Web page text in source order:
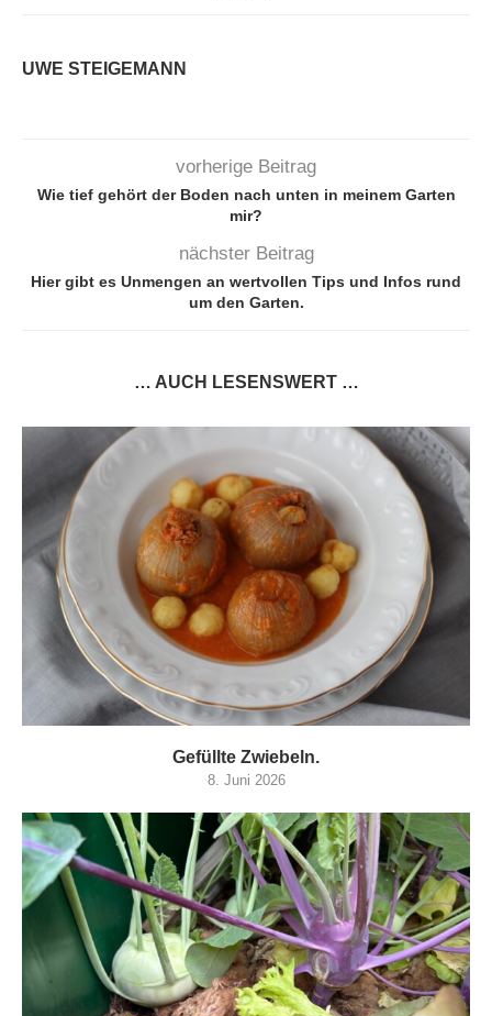
UWE STEIGEMANN
vorherige Beitrag
Wie tief gehört der Boden nach unten in meinem Garten
mir?
nächster Beitrag
Hier gibt es Unmengen an wertvollen Tips und Infos rund
um den Garten.
… AUCH LESENSWERT …
Gefüllte Zwiebeln.
8. Juni 2026